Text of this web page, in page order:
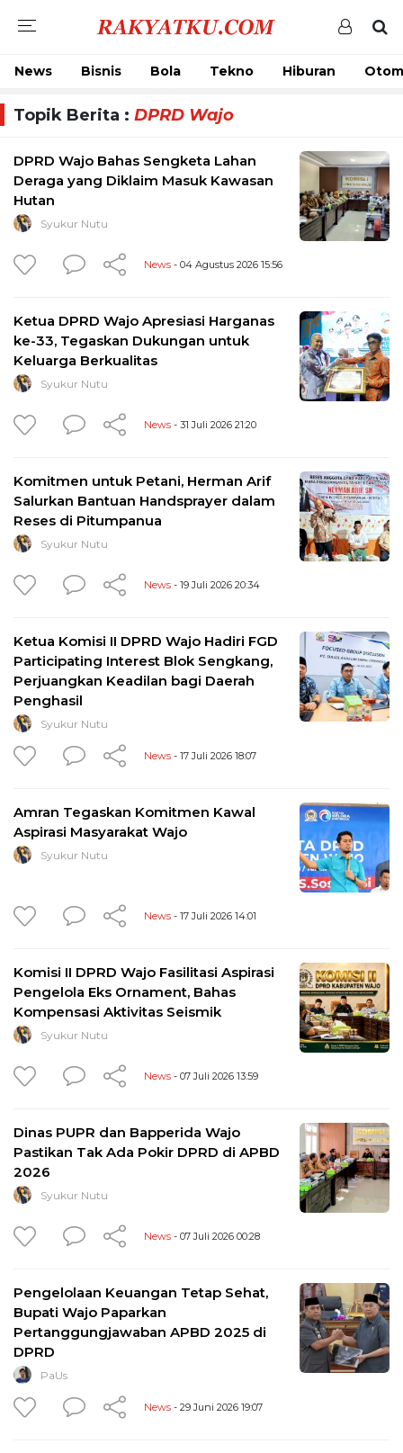
News Bisnis Bola Tekno Hiburan
Topik Berita : DPRD Wajo
DPRD Wajo Bahas Sengketa Lahan
Deraga yang Diklaim Masuk Kawasan
Hutan
Syukur Nutu
News - 04 Agustus 2026 15:56
Ketua DPRD Wajo Apresiasi Harganas
ke-33, Tegaskan Dukungan untuk
Keluarga Berkualitas
Syukur Nutu
News - 31 Juli 2026 21:20
Komitmen untuk Petani, Herman Arif
Salurkan Bantuan Handsprayer dalam
Reses di Pitumpanua
Syukur Nutu
News - 19 Juli 2026 20:34
Ketua Komisi II DPRD Wajo Hadiri FGD
Participating Interest Blok Sengkang,
Perjuangkan Keadilan bagi Daerah
Penghasil
Syukur Nutu
News - 17 Juli 2026 18:07
Amran Tegaskan Komitmen Kawal
Aspirasi Masyarakat Wajo
Syukur Nutu
News - 17 Juli 2026 14:01
Komisi II DPRD Wajo Fasilitasi Aspirasi
Pengelola Eks Ornament, Bahas
Kompensasi Aktivitas Seismik
Syukur Nutu
News - 07 Juli 2026 13:59
Dinas PUPR dan Bapperida Wajo
Pastikan Tak Ada Pokir DPRD di APBD
2026
Syukur Nutu
News - 07 Juli 2026 00:28
Pengelolaan Keuangan Tetap Sehat,
Bupati Wajo Paparkan
Pertanggungjawaban APBD 2025 di
DPRD
PaUs
News - 29 Juni 2026 19:07